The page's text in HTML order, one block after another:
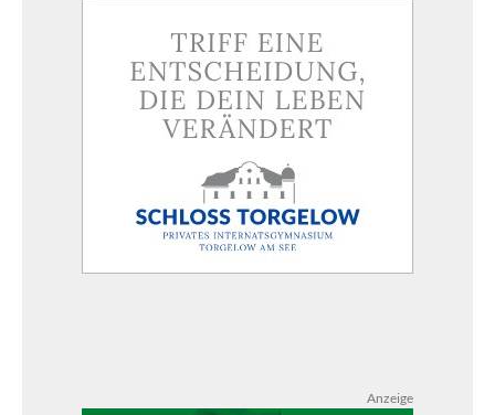
Anzeige